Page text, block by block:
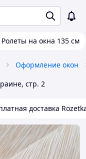
Ролеты на окна 135 см
Оформление окон
стр. 2
доставка